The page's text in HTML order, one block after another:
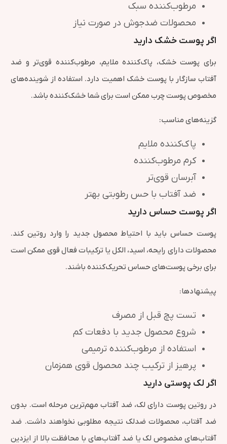
مرطوب‌کننده سبک
محصولات ضدجوش در صورت نیاز
اگر پوست خشک دارید
برای پوست خشک، پاک‌کننده ملایم، مرطوب‌کننده قوی‌تر و ضد
آفتاب سازگار با پوست خشک اهمیت دارد. استفاده از شوینده‌های
مخصوص پوست چرب ممکن است برای شما خشک‌کننده باشد.
گزینه‌های مناسب:
پاک‌کننده ملایم
کرم مرطوب‌کننده
آبرسان قوی‌تر
ضد آفتاب با حس رطوبتی بهتر
اگر پوست حساس دارید
پوست حساس باید با احتیاط محصول جدید را وارد روتین کند.
محصولات دارای رایحه، اسید، الکل یا ترکیبات فعال قوی ممکن است
برای برخی پوست‌های حساس تحریک‌کننده باشند.
پیشنهادها:
تست پچ قبل از مصرف
شروع محصول جدید با دفعات کم
استفاده از مرطوب‌کننده ترمیمی
پرهیز از ترکیب چند محصول قوی همزمان
اگر لک پوستی دارید
در روتین پوست دارای لک، ضد آفتاب مهم‌ترین مرحله است. بدون
ضد آفتاب، محصولات ضدلک نتیجه مطلوبی نخواهند داشت. ضد
آفتاب‌های مخصوص لک یا ضد آفتاب‌های با محافظت بالا از ایزدین